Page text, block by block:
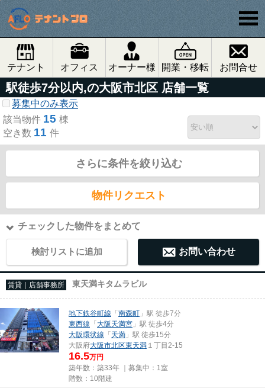
テナント オフィス オーナー様 開業・移転 お問合せ
駅徒歩7分以内,の大阪市北区 店舗一覧
募集中のみ表示
該当物件 15 棟
空き数 11 件
さらに条件を絞り込む
物件リクエスト
チェックした物件をまとめて
検討リストに追加 お問い合わせ
賃貸｜店舗事務所 東天満キタムラビル
地下鉄谷町線 「南森町 」駅 徒歩7分
東西線 「大阪天満宮 」駅 徒歩4分
大阪環状線 「天満 」駅 徒歩15分
大阪府大阪市北区東天満 １丁目2-15
16.5万円
築年数：築33年 ｜募集中： 1室
階数：10階建